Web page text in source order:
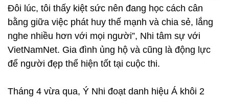
Đôi lúc, tôi thấy kiệt sức nên đang học cách cân
bằng giữa việc phát huy thế mạnh và chia sẻ, lắng
nghe nhiều hơn với mọi người”, Nhi tâm sự với
VietNamNet. Gia đình ủng hộ và cũng là động lực
để người đẹp thể hiện tốt tại cuộc thi.
Tháng 4 vừa qua, Ý Nhi đoạt danh hiệu Á khôi 2